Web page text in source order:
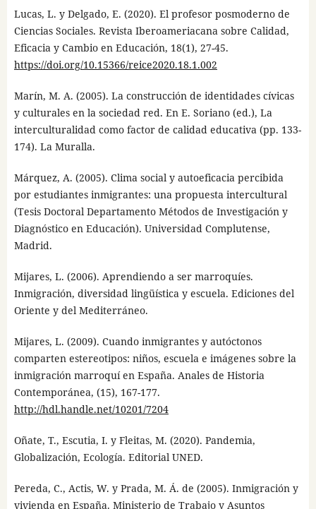
Lucas, L. y Delgado, E. (2020). El profesor posmoderno de
Ciencias Sociales. Revista Iberoameriacana sobre Calidad,
Eficacia y Cambio en Educación, 18(1), 27-45.
https://doi.org/10.15366/reice2020.18.1.002
Marín, M. A. (2005). La construcción de identidades cívicas
y culturales en la sociedad red. En E. Soriano (ed.), La
interculturalidad como factor de calidad educativa (pp. 133-
174). La Muralla.
Márquez, A. (2005). Clima social y autoeficacia percibida
por estudiantes inmigrantes: una propuesta intercultural
(Tesis Doctoral Departamento Métodos de Investigación y
Diagnóstico en Educación). Universidad Complutense,
Madrid.
Mijares, L. (2006). Aprendiendo a ser marroquíes.
Inmigración, diversidad lingüística y escuela. Ediciones del
Oriente y del Mediterráneo.
Mijares, L. (2009). Cuando inmigrantes y autóctonos
comparten estereotipos: niños, escuela e imágenes sobre la
inmigración marroquí en España. Anales de Historia
Contemporánea, (15), 167-177.
http://hdl.handle.net/10201/7204
Oñate, T., Escutia, I. y Fleitas, M. (2020). Pandemia,
Globalización, Ecología. Editorial UNED.
Pereda, C., Actis, W. y Prada, M. Á. de (2005). Inmigración y
vivienda en España. Ministerio de Trabajo y Asuntos